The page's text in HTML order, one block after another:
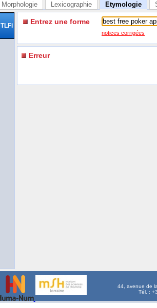
Morphologie Lexicographie Etymologie
TLFi Entrez une forme
notices corrigées
Erreur
44, avenue de
Tél. :